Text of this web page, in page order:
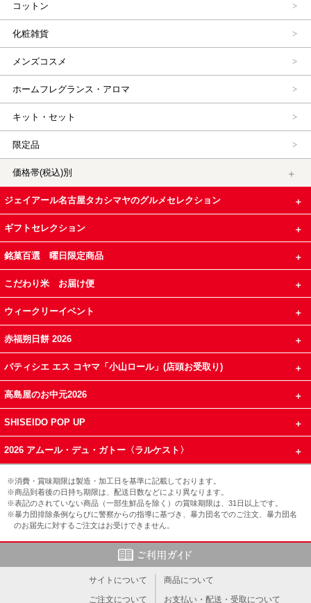
コットン
化粧雑貨
メンズコスメ
ホームフレグランス・アロマ
キット・セット
限定品
価格帯(税込)別
ジェイアール名古屋タカシマヤのグルメセレクション
ギフトセレクション
銘菓百選 曜日限定商品
こだわり米 お届け便
ウィークリーイベント
赤福朔日餅 2026
パティシエ エス コヤマ「小山ロール」(店頭お受取り)
高島屋のお中元2026
SHISEIDO POP UP
2026 アムール・デュ・ガトー〈ラルケスト〉
※消費・賞味期限は製造・加工日を基準に記載しております。
※商品到着後の日持ち期限は、配送日数などにより異なります。
※表記のされていない商品（一部生鮮品を除く）の賞味期限は、31日以上です。
※暴力団排除条例ならびに警察からの指導に基づき、暴力団名でのご注文、暴力団名
のお届先に対するご注文はお受けできません。
サイトについて
商品について
ご注文について
お支払い・配送・受取について